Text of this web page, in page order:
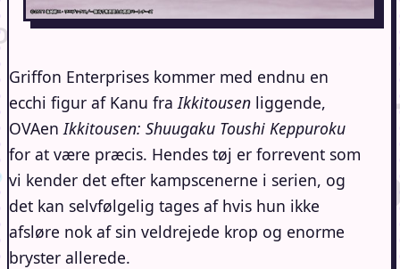
Griffon Enterprises kommer med endnu en
ecchi figur af Kanu fra Ikkitousen liggende,
OVAen Ikkitousen: Shuugaku Toushi Keppuroku
for at være præcis. Hendes tøj er forrevent som
vi kender det efter kampscenerne i serien, og
det kan selvfølgelig tages af hvis hun ikke
afsløre nok af sin veldrejede krop og enorme
bryster allerede.